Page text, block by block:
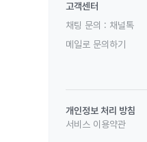
고객센터
채팅 문의 : 채널톡
메일로 문의하기
개인정보 처리 방침
서비스 이용약관